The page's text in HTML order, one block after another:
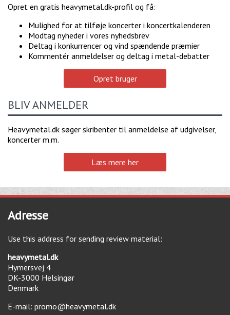
Opret en gratis heavymetal.dk-profil og få:
Mulighed for at tilføje koncerter i koncertkalenderen
Modtag nyheder i vores nyhedsbrev
Deltag i konkurrencer og vind spændende præmier
Kommentér anmeldelser og deltag i metal-debatter
Opret bruger
BLIV ANMELDER
Heavymetal.dk søger skribenter til anmeldelse af udgivelser,
koncerter m.m.
Læs mere her
Adresse
Use this address for sending review material:
heavymetal.dk
Hymersvej 4
DK-3000 Helsingør
Denmark
E-mail: promo@heavymetal.dk